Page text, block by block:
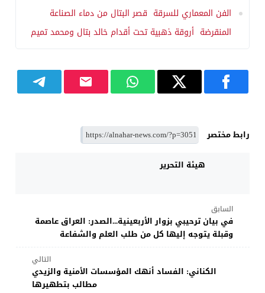
الفن المعماري للسرقة قصر البتال من دماء الصناعة
المنقرضة أروقة ذهبية تحت أقدام خالد بتال ومحمد تميم
رابط مختصر
هيئة التحرير
السابق
في بيان ترحيبي بزوار الأربعينية...الصدر: العراق عاصمة
وقبلة يتوجه إليها كل من طلب العلم والشفاعة
التالي
الكناني: الفساد أنهك المؤسسات الأمنية والزيدي
مطالب بتطهيرها